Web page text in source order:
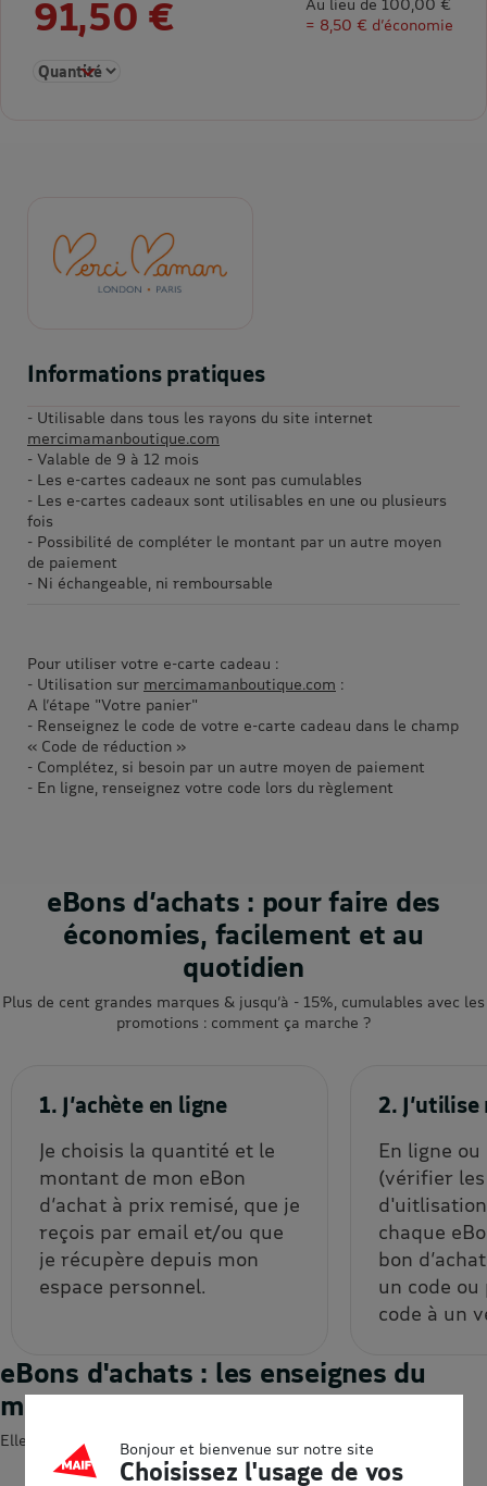
91,50 €
= 8,50 € d’économie
Sélectionner la quantité pour E-carte cadeau 100€
Informations pratiques
- Utilisable dans tous les rayons du site internet
mercimamanboutique.com
- Valable de 9 à 12 mois
- Les e-cartes cadeaux ne sont pas cumulables
- Les e-cartes cadeaux sont utilisables en une ou plusieurs
fois
- Possibilité de compléter le montant par un autre moyen
de paiement
- Ni échangeable, ni remboursable
Pour utiliser votre e-carte cadeau :
- Utilisation sur mercimamanboutique.com :
A l’étape "Votre panier"
- Renseignez le code de votre e-carte cadeau dans le champ
« Code de réduction »
- Complétez, si besoin par un autre moyen de paiement
- En ligne, renseignez votre code lors du règlement
eBons d’achats : pour faire des
économies, facilement et au
quotidien
Plus de cent grandes marques & jusqu’à - 15%, cumulables avec les
promotions : comment ça marche ?
1. J’achète en ligne
Je choisis la quantité et le
montant de mon eBon
d’achat à prix remisé, que je
reçois par email et/ou que
je récupère depuis mon
espace personnel.
2.
En ligne
(vérifier
chaque
bon
un code
code à un
eBons d'achats : les enseignes du
moment
Elles devraient vous intéresser 😍Bonjour et bienvenue sur notre site
Choisissez l'usage de vos